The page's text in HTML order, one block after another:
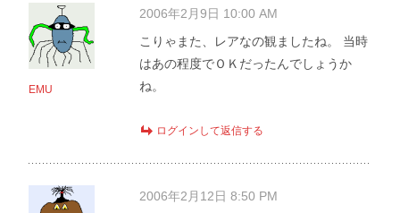
EMU
2006年2月9日 10:00 AM
こりゃまた、レアなの観ましたね。 当時
はあの程度でＯＫだったんでしょうか
ね。
ログインして返信する
2006年2月12日 8:50 PM